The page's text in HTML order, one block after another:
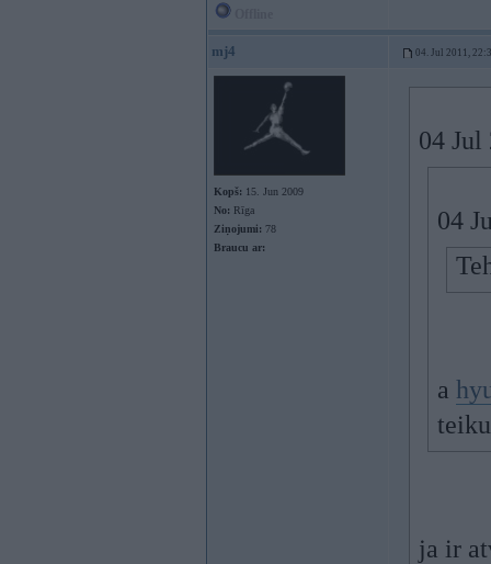
mj4 04. Jul 2011,
Kopš: 15. Jun 2009
No: Rīga
Ziņojumi: 78
Braucu ar:
04 Jul
04
a
ja ir